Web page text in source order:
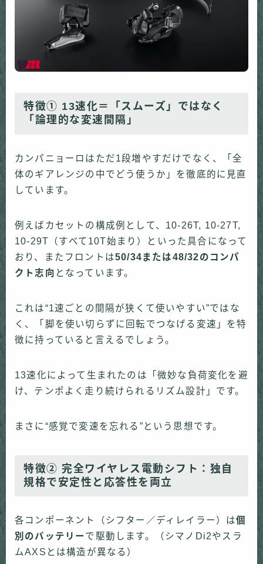
特徴① 13速化＝「スムーズ」ではなく
「論理的な変速間隔」
カンパニョーロはただ1段増やすだけでなく、「全
体のギアレンジの中でどう使うか」を徹底的に見直
しています。
例えばカセットの構成例として、10-26T, 10-27T,
10-29T（すべて10T始まり）といった具合になって
おり、またフロントは50/34または48/32のコンパ
クト志向 となっています。
これは“1速ごとの間隔が狭くて使いやすい”ではな
く、「脚を使い切らずに回転でつなげる変速」を特
徴に持っていると言えるでしょう。
13速化によって生まれたのは「微妙な負荷変化を避
け、テンポよく走り続けられるリズム設計」です。
まさに“感覚で変速を忘れる”という思想です。
特徴② 完全ワイヤレス電動シフト：独自
規格で安定性と応答性を両立
各コンポーネント（シフター／ディレイラー）は個
別のバッテリー で駆動します。（シマノDi2やスラ
ムAXSとは構造が異なる）